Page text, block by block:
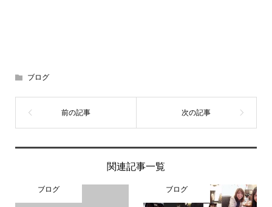
ブログ
関連記事一覧
ブログ ブログ